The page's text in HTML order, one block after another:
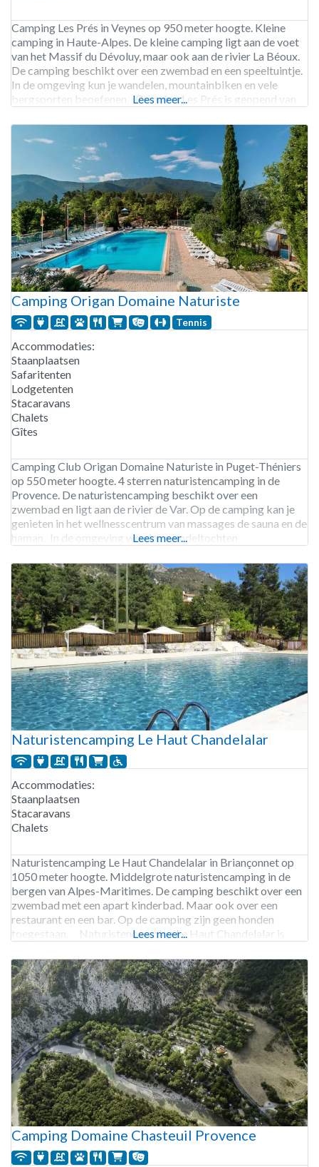
Camping Les Prés in Veynes op 950 meter hoogte. Kleine
camping in Haute-Alpes. De kleine camping ligt aan de voet
van het Massif du Dévoluy, maar ook aan de rivier La Béoux.
De camping beschikt over een zwembad en een speeltuintje.
In de omgeving kun je wandelen, mountainbiken en vele
bergsporten beoefenen. Camping Les Prés is geopend van
Lees meer...
Camping Origan Domaine Naturiste
Tennis
Accommodaties:
Staanplaatsen
Safaritenten
Lodgetenten
Stacaravans
Chalets
Gîtes
Camping Club Origan Domaine Naturiste in Puget-Théniers
op 550 meter hoogte. 4 sterren naturistencamping in de
Provence. De naturistencamping beschikt over een
zwembad en ligt aan de rivier de Var. Op de camping kan je
genieten in het wellnesscentrum van massages de sauna en de
haman. In de omgeving worden wandeltochten
geopend van
Lees meer...
Naturistencamping Le Haut Chandelalar
Accommodaties:
Staanplaatsen
Stacaravans
Chalets
Naturistencamping Le Haut Chandelalar in Briançonnet op
1050 meter hoogte. Middelgrote naturistencamping in de
bergen van Alpes-Maritimes. De camping beschikt over een
zwembad met een apart kinderbad. Maar ook over een
restaurant en een bar. Op de camping zijn geen honden
toegestaan. Naturistencamping Le Haut Chandelalar is
Verhuur van
Lees meer...
Camping Domaine Chasteuil Provence